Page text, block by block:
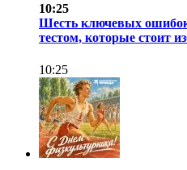
10:25
Шесть ключевых
тестом, которые стоит
10:25